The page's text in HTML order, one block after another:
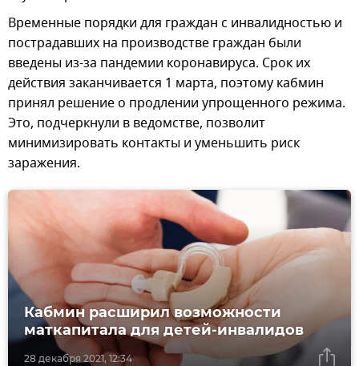
Временные порядки для граждан с инвалидностью и
пострадавших на производстве граждан были
введены из-за пандемии коронавируса. Срок их
действия заканчивается 1 марта, поэтому кабмин
принял решение о продлении упрощенного режима.
Это, подчеркнули в ведомстве, позволит
минимизировать контакты и уменьшить риск
заражения.
28 декабря 2021, 12:34
Кабмин расширил возможности
маткапитала для детей-инвалидов